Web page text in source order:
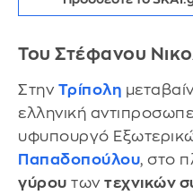
Του Στέφανου
Στην Τρίπολη
ελληνική
υφυπουργό
Παπαδοπούλου, στο
γύρου των τεχνικών